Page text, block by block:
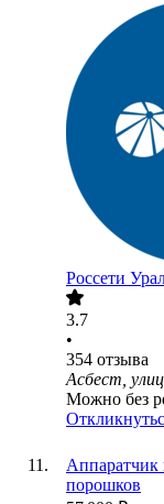
Россети
3.7
•
354 отзыва
Асбест,
Можно без
Аппаратчик
порошков